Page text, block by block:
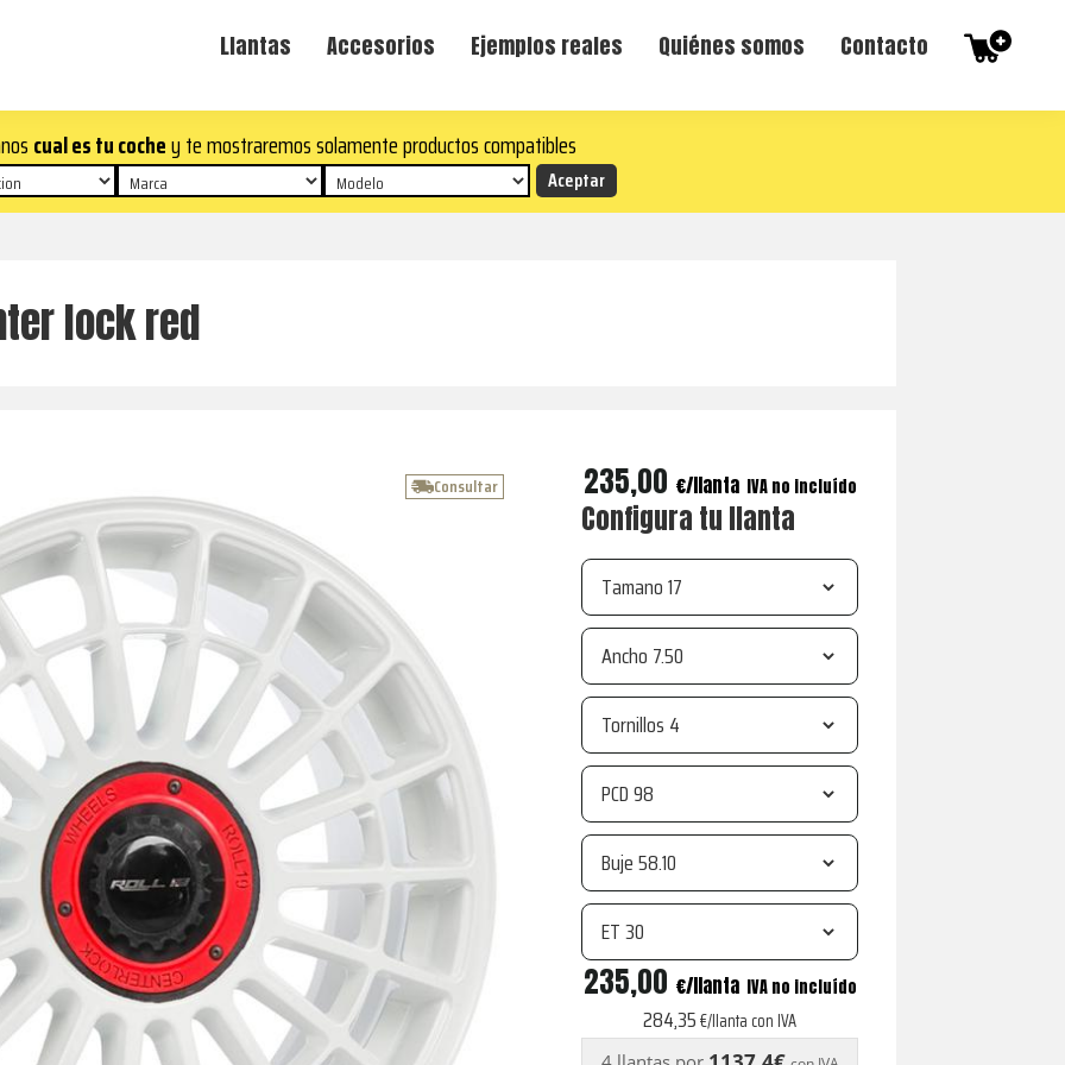
Llantas Accesorios Ejemplos reales Quiénes somos Contacto
cual es tu cochey te mostraremos solamente productos compatibles
lock red
Consultar 235,00 € IVA no incluído
Configura tu llanta
Tamano
Ancho
Tornillos
PCD
Buje
ET
R21
center
235,00 € IVA no incluído
284,35€/llanta con IVA